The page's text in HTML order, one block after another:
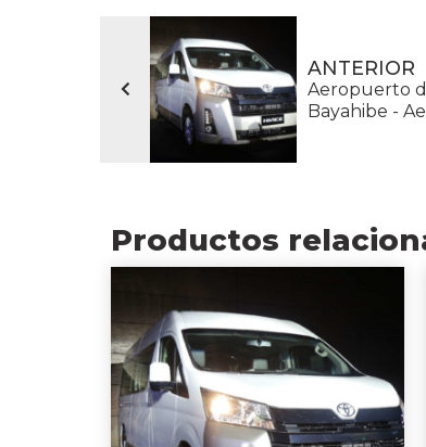
ANTERIOR
Aeropuerto
Bayahibe -
Productos